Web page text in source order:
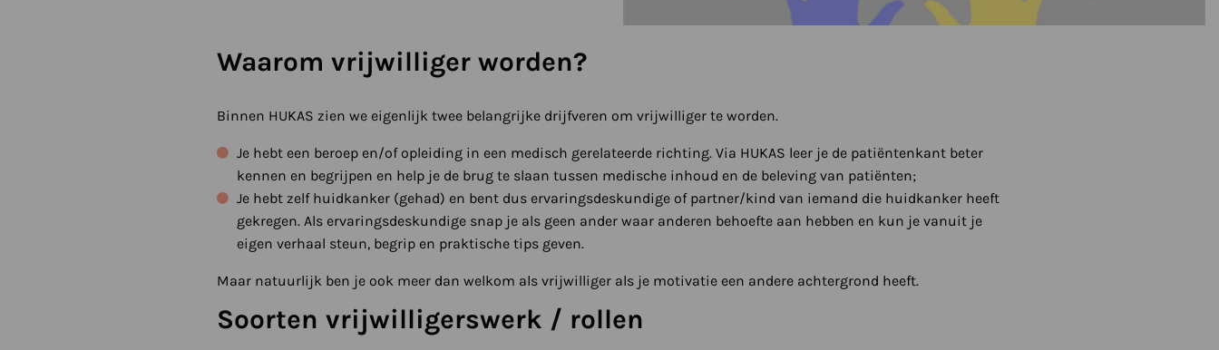
Waarom vrijwilliger worden?
Binnen HUKAS zien we eigenlijk twee belangrijke drijfveren om vrijwilliger te worden.
Je hebt een beroep en/of opleiding in een medisch gerelateerde richting. Via HUKAS leer je de patiëntenkant beter
kennen en begrijpen en help je de brug te slaan tussen medische inhoud en de beleving van patiënten;
Je hebt zelf huidkanker (gehad) en bent dus ervaringsdeskundige of partner/kind van iemand die huidkanker heeft
gekregen. Als ervaringsdeskundige snap je als geen ander waar anderen behoefte aan hebben en kun je vanuit je
eigen verhaal steun, begrip en praktische tips geven.
Maar natuurlijk ben je ook meer dan welkom als vrijwilliger als je motivatie een andere achtergrond heeft.
Soorten vrijwilligerswerk / rollen